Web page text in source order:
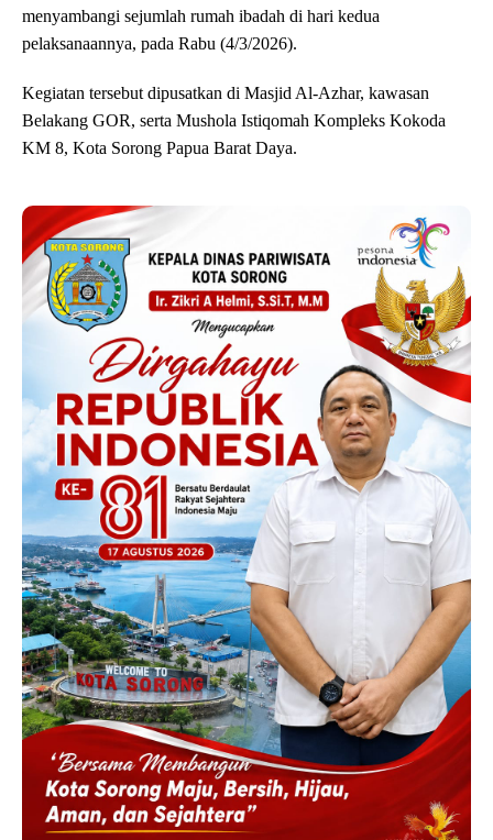
menyambangi sejumlah rumah ibadah di hari kedua
pelaksanaannya, pada Rabu (4/3/2026).
Kegiatan tersebut dipusatkan di Masjid Al-Azhar, kawasan
Belakang GOR, serta Mushola Istiqomah Kompleks Kokoda
KM 8, Kota Sorong Papua Barat Daya.